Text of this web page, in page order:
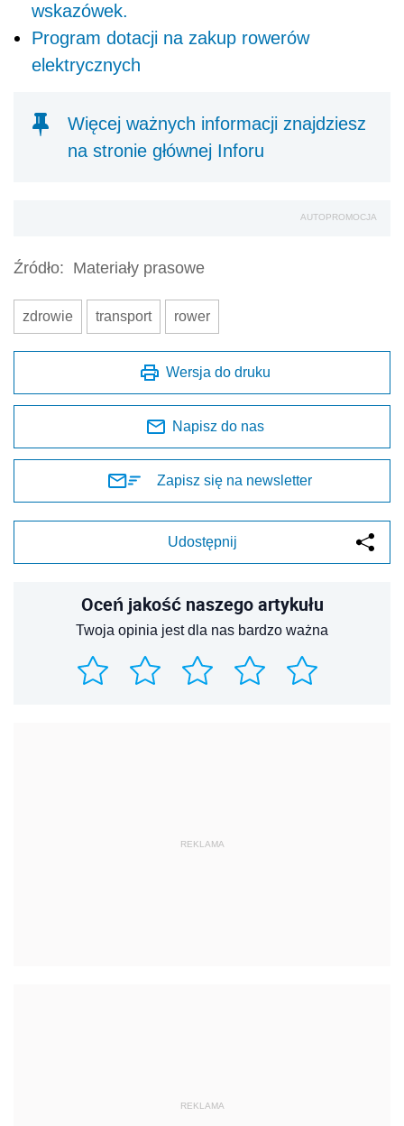
wskazówek.
Program dotacji na zakup rowerów
elektrycznych
Więcej ważnych informacji znajdziesz
na stronie głównej Inforu
AUTOPROMOCJA
Źródło: Materiały prasowe
zdrowie transport rower
Wersja do druku
Napisz do nas
Zapisz się na newsletter
Udostępnij
Oceń jakość naszego artykułu
Twoja opinia jest dla nas bardzo ważna
REKLAMA
REKLAMA